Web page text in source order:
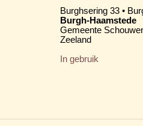
Burghsering 33 •
Burgh-Haamstede
Gemeente
Zeeland
In gebruik